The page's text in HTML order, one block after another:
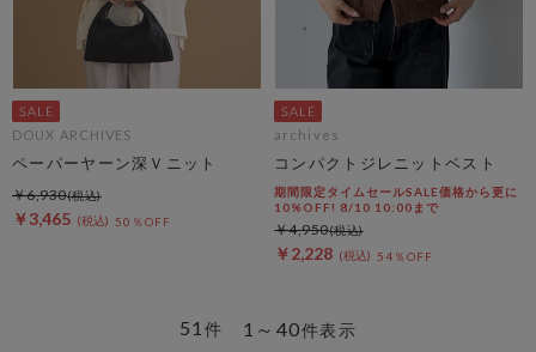
DOUX ARCHIVES
ペーパーヤーン深Ｖニット
￥3,465 50％OFF
￥6,930
archives
コンパクトジレニットベスト
期間限定タイムセールSALE価格から更に
10%OFF! 8/10 10:00まで
￥2,228 54％OFF
￥4,950
1～40件表示
51件